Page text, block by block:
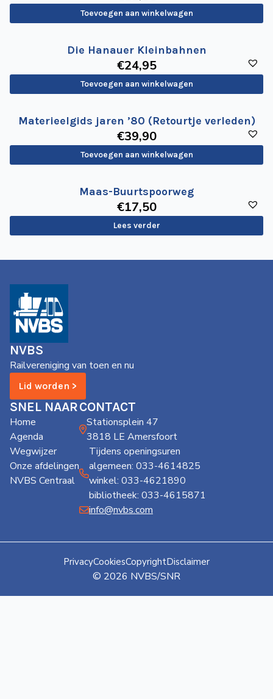
Toevoegen aan winkelwagen
Die Hanauer Kleinbahnen
€24,95
Toevoegen aan winkelwagen
Materieelgids jaren ’80 (Retourtje verleden)
€39,90
Toevoegen aan winkelwagen
Maas-Buurtspoorweg
€17,50
Lees verder
NVBS
Railvereniging van toen en nu
Lid worden >
SNEL NAAR
Home
Agenda
Wegwijzer
Onze afdelingen
NVBS Centraal
CONTACT
Stationsplein 47
3818 LE Amersfoort
Tijdens openingsuren
algemeen: 033-4614825
winkel: 033-4621890
bibliotheek: 033-4615871
info@nvbs.com
© 2026 NVBS/SNR
PrivacyCookiesCopyrightDisclaimer